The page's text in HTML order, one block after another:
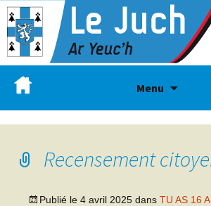
Menu
Recensement
Publié le 4 avril 2025 dans TU AS 16